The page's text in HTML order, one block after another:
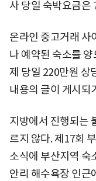
사 당일 숙박요금은
온라인 중고거래 사
나 예약된 숙소를
제 당일 220만원 상
내용의 글이 게시되
지방에서 진행되는
르지 않다. 제17회
소식에 부산지역 숙
안리 해수욕장 인근